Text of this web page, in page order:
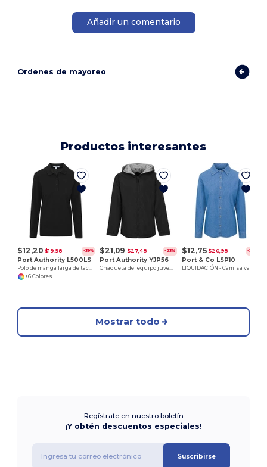
Añadir un comentario
Ordenes de mayoreo
Productos interesantes
$12,20 $19,98 -39%
Port Authority L500LS
+6 Colores
$21,09 $27,48 -23%
Port Authority YJP56
$12,75 $20,98 -39%
Port & Co LSP10
Mostrar todo
Regístrate en nuestro boletín
¡Y obtén descuentos especiales!
Suscribirse